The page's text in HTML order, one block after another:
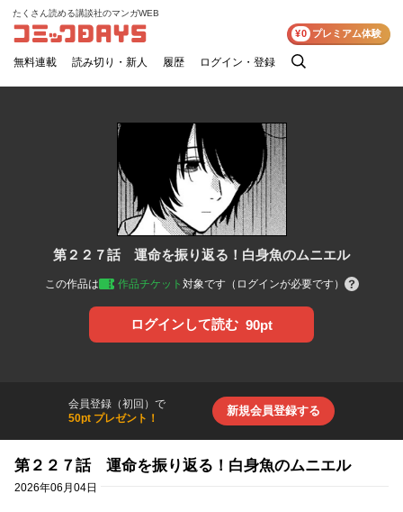
コミックDAYS
たくさん読める講談社のマンガWEB
無料連載 読み切り・新人 履歴 ログイン・登録
検
¥0 プレミアム体験
第２２７話 運命を振り返る！白身魚のムニエル
この作品は 作品チケット 対象です（ログインが必要です）
ログインして読む 90pt
会員登録（初回）で
50pt プレゼント！
新規会員登録する
第２２７話 運命を振り返る！白身魚のムニエル
2026年06月04日